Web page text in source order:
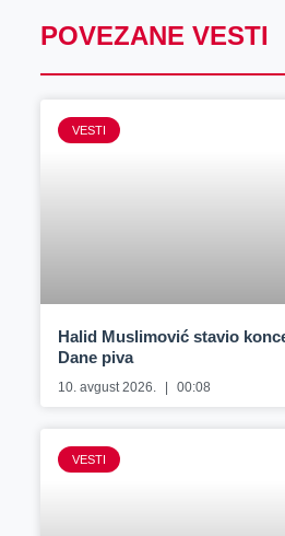
POVEZANE VESTI
VESTI
Halid Muslimović stavio
Dane piva
10. avgust 2026. 00:08
VESTI